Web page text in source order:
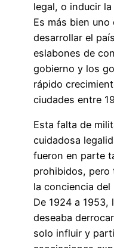
legal, o inducir
Es más bien
desarrollar el
eslabones de
gobierno y los
rápido
ciudades entre
Esta falta de
cuidadosa
fueron en parte
prohibidos, pero
la conciencia
De 1924 a 1953,
deseaba
solo influir y